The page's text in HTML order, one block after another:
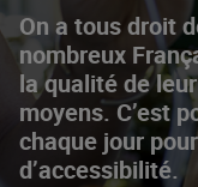
On a tous droit
nombreux
la qualité de
moyens. C’est
chaque jour
d’accessibilité.